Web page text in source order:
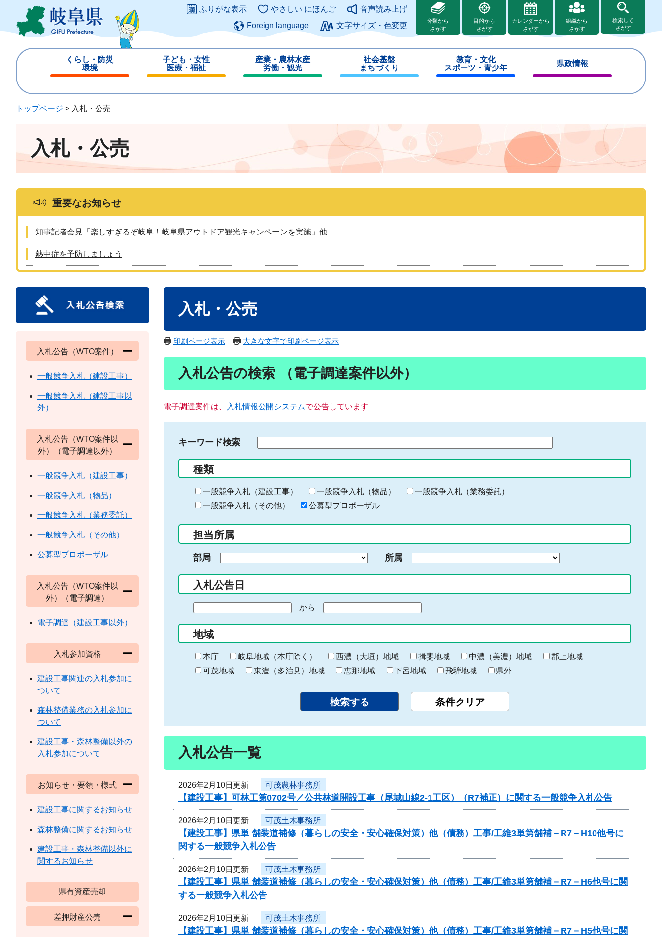
ジ
ュ
このページの本文へ
ふりがな表示 やさしい にほんご
音声読み上げ
Foreign language
文字サイズ・色変更
分類から
さがす
目的から
さがす
カレンダーから
さがす
組織から
さがす
検索して
さがす
くらし・防災
環境
じ
子ども・女性
医療・福祉
じ
産業・農林水産
労働・観光
じ
社会基盤
まちづくり
じ
教育・文化
スポーツ・青少年
じ
県政情報
じ
トップページ > 入札・公売
入札・公売
重要なお知らせ
知事記者会見「楽しすぎるぞ岐阜！岐阜県アウトドア観光キャンペーンを実施」他
熱中症を予防しましょう
入札・公売
印刷ページ表示 大きな文字で印刷ページ表示
入札公告の検索 （電子調達案件以外）
電子調達案件は、 入札情報公開システムで公告しています
キーワード検索
る
キ
ー
ー
入
力
種類
一般競争入札（建設工事） 一般競争入札（物品）
一般競争入札（業務委託）
一般競争入札（その他）
公募型プロポーザル
担当所属
部局 所属
入札公告日
の
始
ま
り
から
終
わ
り
地域
本庁 岐阜地域（本庁除く） 西濃（大垣）地域 揖斐地域 中濃（美濃）地域
郡上地域
可茂地域
東濃（多治見）地域 恵那地域 下呂地域 飛騨地域 県外
入札公告一覧
2026年2月10日更新 可茂農林事務所
【建設工事】可林工第0702号／公共林道開設工事（尾城山線2-1工区）（R7補正）に関する一般競争入札公告
2026年2月10日更新 可茂土木事務所
【建設工事】県単 舗装道補修（暮らしの安全・安心確保対策）他（債務）工事/工維3単第舗補－R7－H10他号に
関する一般競争入札公告
2026年2月10日更新 可茂土木事務所
【建設工事】県単 舗装道補修（暮らしの安全・安心確保対策）他（債務）工事/工維3単第舗補－R7－H6他号に関
する一般競争入札公告
2026年2月10日更新 可茂土木事務所
【建設工事】県単 舗装道補修（暮らしの安全・安心確保対策）他（債務）工事/工維3単第舗補－R7－H5他号に関
入札公告（WTO案件）
一般競争入札（建設工事）
一般競争入札（建設工事以
外）
入札公告（WTO案件以
外）（電子調達以外）
一般競争入札（建設工事）
一般競争入札（物品）
一般競争入札（業務委託）
一般競争入札（その他）
公募型プロポーザル
入札公告（WTO案件以
外）（電子調達）
電子調達（建設工事以外）
入札参加資格
建設工事関連の入札参加に
ついて
森林整備業務の入札参加に
ついて
建設工事・森林整備以外の
入札参加について
お知らせ・要領・様式
建設工事に関するお知らせ
森林整備に関するお知らせ
建設工事・森林整備以外に
関するお知らせ
県有資産売却
差押財産公売